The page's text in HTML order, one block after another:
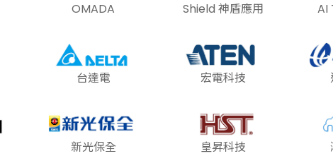
OMADA Shield 神盾應用 AI
台達電 宏電科技
新光保全 皇昇科技